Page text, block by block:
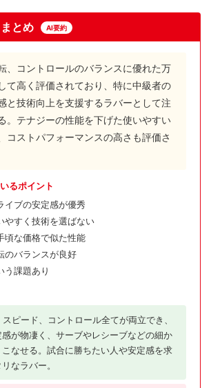
とめ AI要約
、コントロールのバランスに優れた万
て高く評価されており、特に中級者の
と技術向上を支援するラバーとして注
。テナジーの性能を下げた使いやすい
コストパフォーマンスの高さも評価さ
るポイント
イブの安定感が優秀
やすく技術を選ばない
頃な価格で似た性能
のバランスが良好
う課題あり
スピード、コントロール全てが両立でき、
感が物凄く、サーブやレシーブなどの細か
なせる。試合に勝ちたい人や安定感を求
なラバー。